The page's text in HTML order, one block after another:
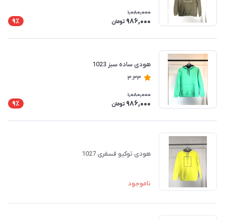
1,080,000
986,000 تومان 9٪
هودی ساده سبز 1023
3.33
1,080,000
986,000 تومان 9٪
هودی توکیو فسفری 1027
ناموجود